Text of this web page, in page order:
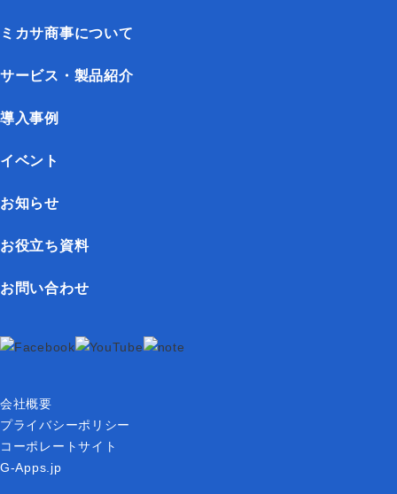
ミカサ商事について
サービス・製品紹介
導入事例
イベント
お知らせ
お役立ち資料
お問い合わせ
会社概要
プライバシーポリシー
コーポレートサイト
G-Apps.jp